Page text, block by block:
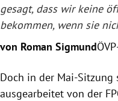
gesagt, dass wir keine
bekommen, wenn sie
von Roman Sigmund
Doch in der Mai-
ausgearbeitet von der